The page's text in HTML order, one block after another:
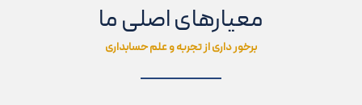
معیارهای اصلی ما
برخور داری از تجربه و علم حسابداری